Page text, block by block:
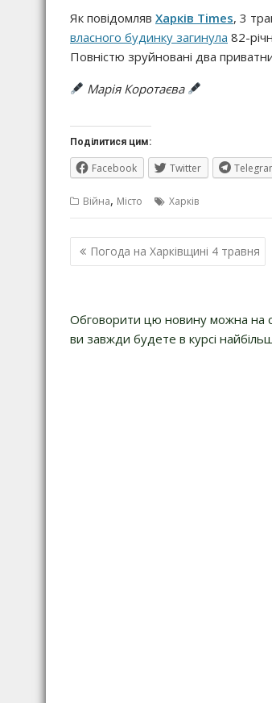
Як повідомляв Харків Times, 3
власного будинку загинула 82-
Повністю зруйновані два
Марія Коротаєва
Поділитися цим:
Facebook Twitter
Війна, Місто Харків
Навігація
записів
Погода на Харківщині 4 травня
Обговорити цю новину можна на
ви завжди будете в курсі